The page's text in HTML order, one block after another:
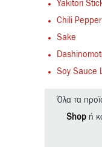
Yakitori
Chili Pepper
Sake
Soy Sauce
Όλα τα
Shop ή